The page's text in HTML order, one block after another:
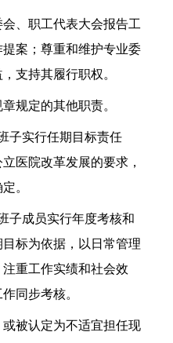
会、职工代表大会报告工
案；尊重和维护专业委
支持其履行职权。
规定的其他职责。
子实行任期目标责任
医院改革发展的要求，
。
子成员实行年度考核和
标为依据，以日常管理
重工作实绩和社会效
同步考核。
被认定为不适宜担任现